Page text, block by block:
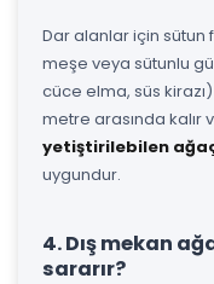
Dar alanlar için
meşe veya sütunlu
cüce elma, süs
metre arasında kalır
yetiştirilebilen
uygundur.
4. Dış mekan
sararır?